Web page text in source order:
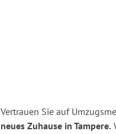
Vertrauen Sie auf
neues Zuhause in Tampere.